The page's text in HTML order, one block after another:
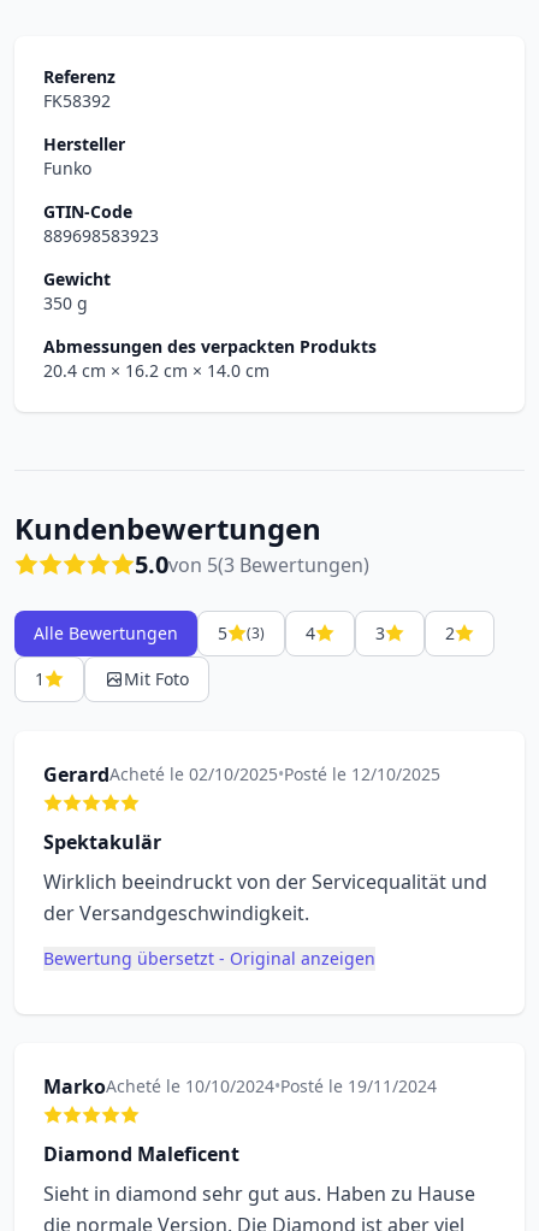
Referenz
FK58392
Hersteller
Funko
GTIN-Code
889698583923
Gewicht
350 g
Abmessungen des verpackten Produkts
20.4 cm × 16.2 cm × 14.0 cm
Kundenbewertungen
5.0von 5(3 Bewertungen)
Alle Bewertungen 5 (3) 4 3
2
1
Mit Foto
GerardAcheté le 02/10/2025•Posté le 12/10/2025
Spektakulär
Wirklich beeindruckt von der Servicequalität und
der Versandgeschwindigkeit.
Bewertung übersetzt - Original anzeigen
MarkoAcheté le 10/10/2024•Posté le 19/11/2024
Diamond Maleficent
Sieht in diamond sehr gut aus. Haben zu Hause
die normale Version. Die Diamond ist aber viel